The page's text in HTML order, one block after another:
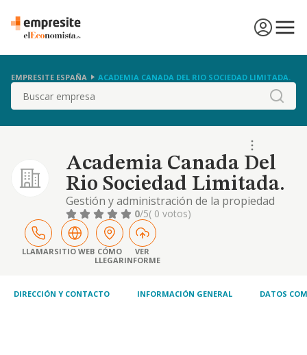
EMPRESITE ESPAÑA ACADEMIA CANADA DEL RIO SOCIEDAD LIMITADA.
Buscar
Academia Canada Del
Rio Sociedad Limitada.
Gestión y administración de la propiedad
inmobiliaria. actividad educativa, salud,
gimnasio, natura house, centro de salud,
nutrición, venta al por menor de productos
educativos, de salud y de gimnasia.
0/5( 0 votos)
LLAMARSITIO WEB CÓMO
LLEGAR
VER
INFORME
DIRECCIÓN Y CONTACTO INFORMACIÓN GENERAL DATOS